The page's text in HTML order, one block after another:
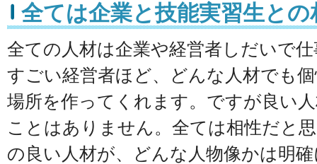
全ては企業と技能実習生との
全ての人材は企業や経営者しだいで
すごい経営者ほど、どんな人材でも
場所を作ってくれます。ですが良い
ことはありません。全ては相性だと
の良い人材が、どんな人物像かは明